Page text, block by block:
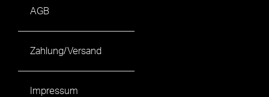
AGB
Zahlung/Versand
Impressum